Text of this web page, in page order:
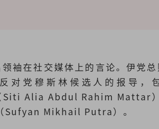
袖在社交媒体上的言论。伊党
对党穆斯林候选人的报导，
Siti Alia Abdul Rahim Mattar
Mikhail Putra）。